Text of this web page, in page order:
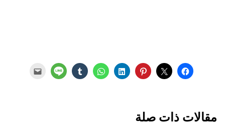
مقالات ذات صلة